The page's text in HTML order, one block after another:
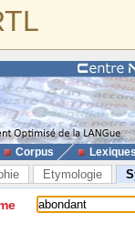
Corpus
Etymologie